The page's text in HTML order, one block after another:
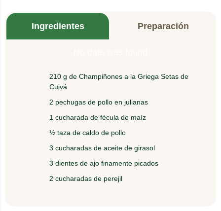
Ingredientes Preparación
210 g de Champiñones a la Griega Setas de
Cuivá
2 pechugas de pollo en julianas
1 cucharada de fécula de maíz
½ taza de caldo de pollo
3 cucharadas de aceite de girasol
3 dientes de ajo finamente picados
2 cucharadas de perejil